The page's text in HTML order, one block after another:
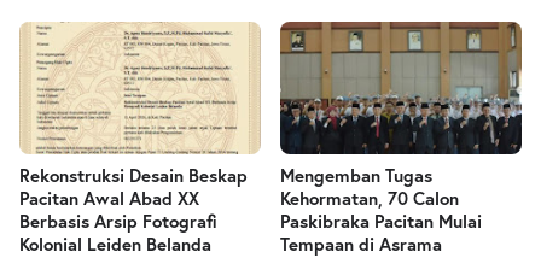
Rekonstruksi Desain Beskap
Pacitan Awal Abad XX
Berbasis Arsip Fotografi
Kolonial Leiden Belanda
Mengemban Tugas
Kehormatan, 70 Calon
Paskibraka Pacitan Mulai
Tempaan di Asrama